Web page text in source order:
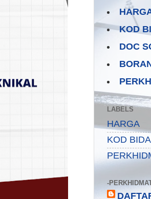
KOD
DOC
LABELS
HARGA
KOD
-